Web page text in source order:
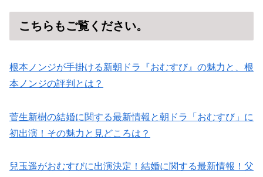
こちらもご覧ください。
根本ノンジが手掛ける新朝ドラ『おむすび』の魅力と、根
本ノンジの評判とは？
菅生新樹の結婚に関する最新情報と朝ドラ「おむすび」に
初出演！その魅力と見どころは？
兒玉遥がおむすびに出演決定！結婚に関する最新情報！父